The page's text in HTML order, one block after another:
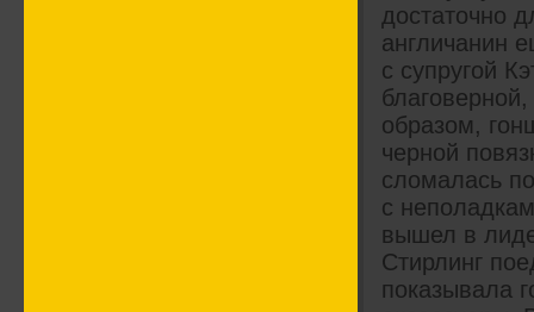
достаточно
англичанин
с супругой
образом,
черной
сломалась
с
вышел в
Стирлинг
показывала